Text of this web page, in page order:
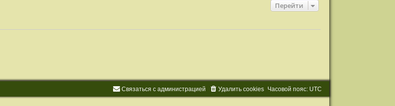
Перейти
Часовой пояс: UTC
Удалить cookies
Связаться с администрацией